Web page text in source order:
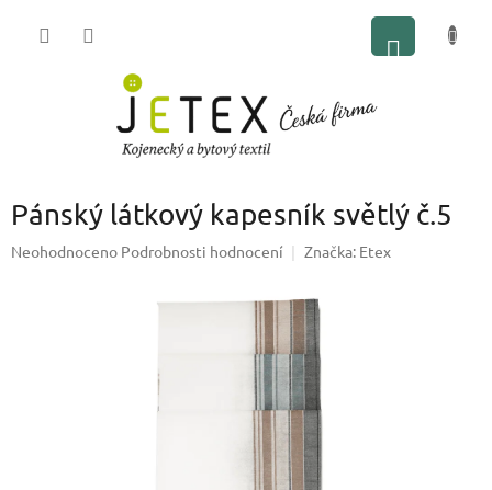
Pánský látkový kapesník světlý č.5
Průměrné
Neohodnoceno Podrobnosti hodnocení Značka: Etex